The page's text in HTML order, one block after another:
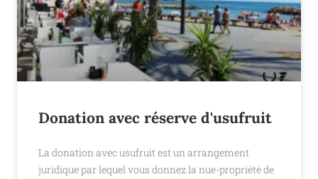
Donation avec réserve d'usufruit
La donation avec usufruit est un arrangement
juridique par lequel vous donnez la nue-propriété de